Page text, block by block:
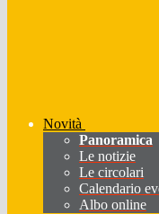
Novità
Panoramica
Le notizie
Le circolari
Calendario
Albo online